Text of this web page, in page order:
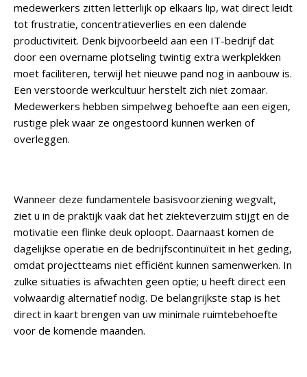
medewerkers zitten letterlijk op elkaars lip, wat direct leidt
tot frustratie, concentratieverlies en een dalende
productiviteit. Denk bijvoorbeeld aan een IT-bedrijf dat
door een overname plotseling twintig extra werkplekken
moet faciliteren, terwijl het nieuwe pand nog in aanbouw is.
Een verstoorde werkcultuur herstelt zich niet zomaar.
Medewerkers hebben simpelweg behoefte aan een eigen,
rustige plek waar ze ongestoord kunnen werken of
overleggen.
Wanneer deze fundamentele basisvoorziening wegvalt,
ziet u in de praktijk vaak dat het ziekteverzuim stijgt en de
motivatie een flinke deuk oploopt. Daarnaast komen de
dagelijkse operatie en de bedrijfscontinuïteit in het geding,
omdat projectteams niet efficiënt kunnen samenwerken. In
zulke situaties is afwachten geen optie; u heeft direct een
volwaardig alternatief nodig. De belangrijkste stap is het
direct in kaart brengen van uw minimale ruimtebehoefte
voor de komende maanden.